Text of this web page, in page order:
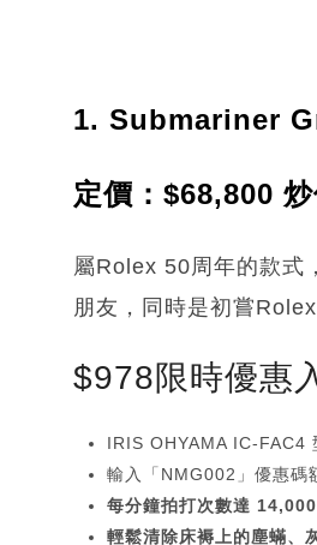
1. Submariner
定價：$68,800
屬Rolex 50周年的款式
朋友，同時是初嘗Rolex
$978限時優惠
IRIS OHYAMA IC-FAC4
輸入「NMG002」優惠碼
每分鐘拍打次數達
輕鬆清除床褥上的塵蟎、